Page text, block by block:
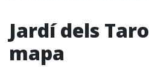
Jardí dels
mapa